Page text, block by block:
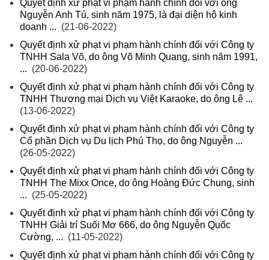
Quyết định xử phạt vi phạm hành chính đối với ông
Nguyễn Anh Tú, sinh năm 1975, là đại diện hộ kinh
doanh ... (21-06-2022)
Quyết định xử phạt vi phạm hành chính đối với Công ty
TNHH Sala Võ, do ông Võ Minh Quang, sinh năm 1991,
... (20-06-2022)
Quyết định xử phạt vi phạm hành chính đối với Công ty
TNHH Thương mại Dịch vụ Việt Karaoke, do ông Lê ...
(13-06-2022)
Quyết định xử phạt vi phạm hành chính đối với Công ty
Cổ phần Dịch vụ Du lịch Phú Thọ, do ông Nguyễn ...
(26-05-2022)
Quyết định xử phạt vi phạm hành chính đối với Công ty
TNHH The Mixx Once, do ông Hoàng Đức Chung, sinh
... (25-05-2022)
Quyết định xử phạt vi phạm hành chính đối với Công ty
TNHH Giải trí Suối Mơ 666, do ông Nguyễn Quốc
Cường, ... (11-05-2022)
Quyết định xử phạt vi phạm hành chính đối với Công ty